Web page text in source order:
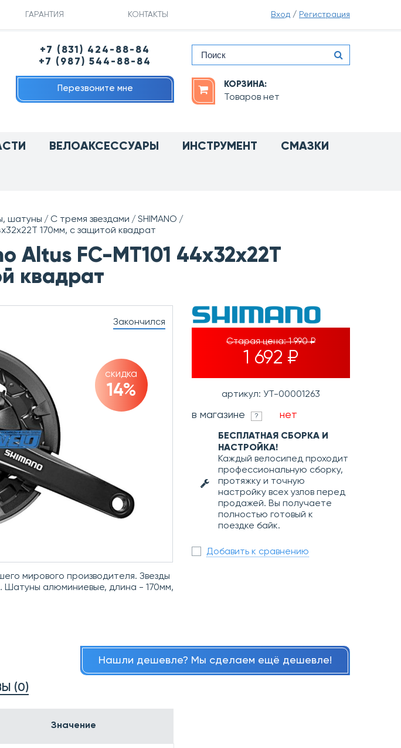
ГАРАНТИЯ КОНТАКТЫ Вход / Регистрация
+7 (831) 424-88-84
+7 (987) 544-88-84
Перезвоните мне КОРЗИНА:
Товаров нет
ВЕЛОАКСЕССУАРЫ ИНСТРУМЕНТ СМАЗКИ
шатуны С тремя звездами
SHIMANO
170мм, с защитой квадрат
Altus FC-MT101 44х32х22T
квадрат
Закончился
скидка
14%
мирового производителя. Звезды
Шатуны алюминиевые, длина - 170мм,
Старая цена:1 990 ₽
1 692 ₽
артикул: УТ-00001263
в магазине ? нет
БЕСПЛАТНАЯ СБОРКА И
НАСТРОЙКА!
Каждый велосипед проходит
профессиональную сборку,
протяжку и точную
настройку всех узлов перед
продажей. Вы получаете
полностью готовый к
поездке байк.
Добавить к сравнению
Нашли дешевле? Мы сделаем ещё дешевле!
(0)
Значение